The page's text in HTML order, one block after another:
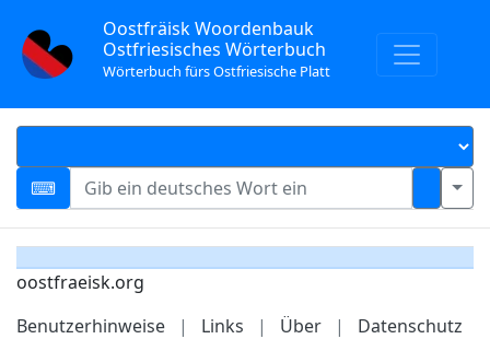
Oostfräisk Woordenbauk
Ostfriesisches Wörterbuch
Wörterbuch fürs Ostfriesische Platt
oostfraeisk.org
Benutzerhinweise
| Links | Über | Datenschutz